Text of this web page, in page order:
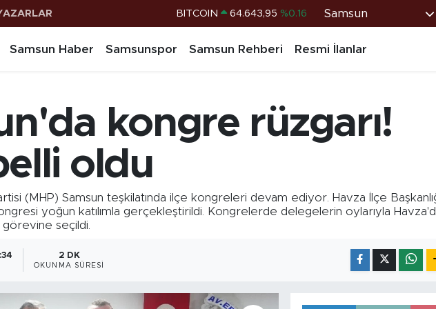
DOLAR 47,6006 %0.06
BİST100 13.799 %70
BITCOIN 64.643,95 %0.16
Samsun
Samsun Haber Samsunspor Samsun Rehberi Resmi İlanlar
kongre rüzgarı!
oldu
(MHP) Samsun teşkilatında ilçe kongreleri devam ediyor. Havza İlçe
Kongresi yoğun katılımla gerçekleştirildi. Kongrelerde delegelerin oylarıyla
görevine seçildi.
2 DK
OKUNMA SÜRESI